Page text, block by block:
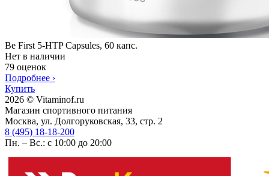
Be First 5-HTP Capsules, 60 капс.
Нет в наличии
79 оценок
Подробнее ›
Купить
2026 © Vitaminof.ru
Магазин спортивного питания
Москва, ул. Долгоруковская, 33, стр. 2
8 (495) 18-18-200
Пн. – Вс.: с 10:00 до 20:00